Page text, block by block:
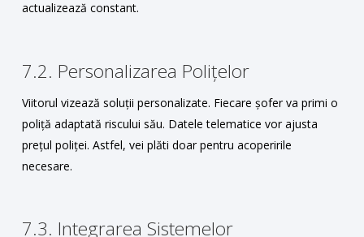
actualizează constant.
7.2. Personalizarea Polițelor
Viitorul vizează soluții personalizate. Fiecare șofer va primi o
poliță adaptată riscului său. Datele telematice vor ajusta
prețul poliței. Astfel, vei plăti doar pentru acoperirile
necesare.
7.3. Integrarea Sistemelor